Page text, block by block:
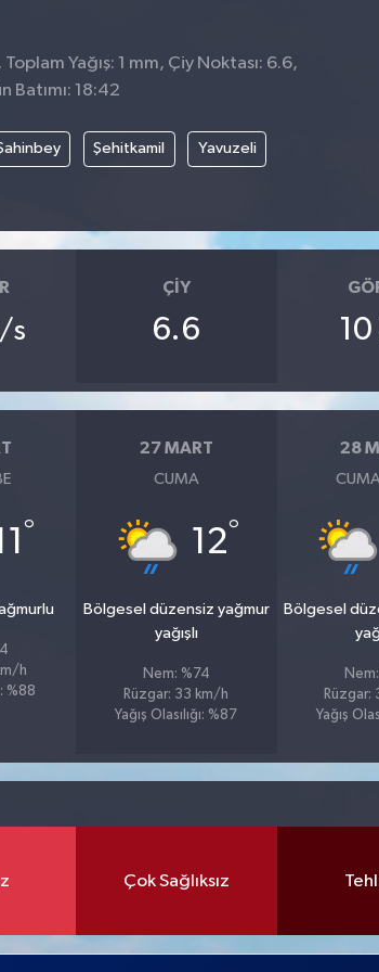
Yağış: 1 mm, Çiy Noktası: 6.6,
Batımı: 18:42
Şehitkamil Yavuzeli
s
ÇIY
6.6 10
°
h
%88
27 MART
CUMA
12°
Bölgesel düzensiz yağmur
yağışlı
Nem: %74
Rüzgar: 33 km/h
Yağış Olasılığı: %87
28
Bölgesel
Nem:
Rüzgar:
Yağış
Çok Sağlıksız